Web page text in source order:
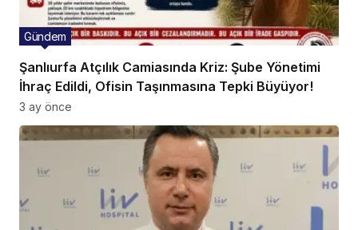
Şanlıurfa Atçılık Camiasında Kriz: Şube Yönetimi
İhraç Edildi, Ofisin Taşınmasına Tepki Büyüyor!
Gündem
3 ay önce